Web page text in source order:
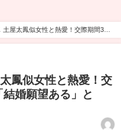
土屋太鳳似女性と熱愛！交際期間3カ
ニュース」
鳳似女性と熱愛！交
婚願望ある」と